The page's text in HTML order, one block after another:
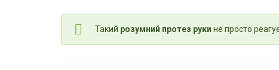
Такий розумний протез руки не просто